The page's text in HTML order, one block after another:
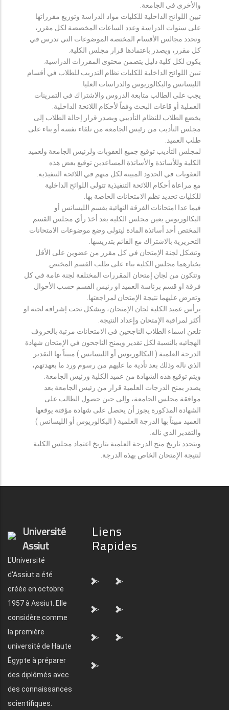
والأخرى في الجامعة.
تبين اللوائح الداخلية للكليات مواد الدراسة وتوزيع مقرراتها
على سنوات الدراسة وعدد الساعات المخصصة لكل مقرر،
وتحدد مجالس الأقسام المختصة الموضوعات التي تدرس في
كل مقرر، ويصدر باعتمادها قرار مجلس الكلية.
يكون لكل كلية دليل يتضمن محتوى المقررات الدراسية.
تبين اللوائح الداخلية للكليات نظام التدريب للطلاب في أقسام
الليسانس والبكالوريوس والدراسات العليا.
يجب على الطالب متابعة الدروس والاشتراك في التمرينات
العملية أو قاعات البحث وفقاً لأحكام اللائحة الداخلية.
يخضع الطلاب للنظام التأديبي ويصدر قرار إحالة الطلاب إلى
مجلس التأديب من رئيس الجامعة من تلقاء نفسه أو بناء على
طلب العميد.
لمجلس التأديب توقيع جميع العقوبات ولرئيس الجامعة ولعميد
الكلية وللأساتذة والأساتذة المساعدين توقيع بعض هذه
العقوبات في الحدود المبينة لكل منهم في اللائحة التنفيذية.
مع مراعاة أحكام اللائحة التنفيذية تتولى اللوائح الداخلية
للكليات تحديد نظم الامتحانات الخاصة بها.
فيما عدا امتحانات الفرقة النهائية بقسم الليسانس أو
البكالوريوس يعين مجلس الكلية بعد أخذ رأي مجلس القسم
المختص أحد أساتذة المادة ليتولى وضع موضوعات الامتحانات
التحريرية بالاشتراك مع القائم بتدريسها.
وتشكل لجنة الإمتحان في كل مقرر من عضوين على الأقل
يختارهما مجلس الكلية بناء على طلب القسم المختص.
وتتكون من لجان إمتحان المقررات المختلفة لجنة عامة في كل
فرقة او قسم برئاسة العميد او رئيس القسم حسب الأحوال
وتعرض عليهما نتيجة الإمتحان لمراجعتها.
يرأس عميد الكلية لجان الإمتحان، ويشكل تحت إشرافه لجنة او
أكثر لمراقبة الإمتحان وإعداد النتيجة.
تلعن اسماء الطلاب الناجحين فى الامتحانات مرتبة بالحروف
الهجائيه بالنسبة لكل تقدير ويمنح الناجحون في الإمتحان شهادة
الدرجة العلمية ( البكالوريوس أو الليسانس ) مبيناً بها التقدير
الذي ناله وذلك بعد تأدية ما عليهم من رسوم ورد ما بعهدتهم،
ويتم توقيع هذه الشهادة من عميد الكلية ورئيس الجامعة.
يصدر بمنح الدرجات العلمية قرار من رئيس الجامعة بعد
موافقة مجلس الجامعة، وإلى حين حصول الطالب على
الشهادة المذكورة يجوز أن يحصل على شهادة مؤقتة يوقعها
العميد مبيناً بها الدرجة العلمية ( البكالوريوس أو الليسانس )
والتقدير الذي ناله.
ويتحدد تاريخ منح الدرجة العلمية بتاريخ اعتماد مجلس الكلية
لنتيجة الإمتحان الخاص بهذه الدرجة.
Université
Assiut
L'Université
d'Assiut a été
créée en octobre
1957 à Assiut. Elle
considère comme
la première
université de Haute
Égypte à préparer
des diplômés avec
des connaissances
scientifiques.
Liens
Rapides
"> ">
"> ">
"> ">
">